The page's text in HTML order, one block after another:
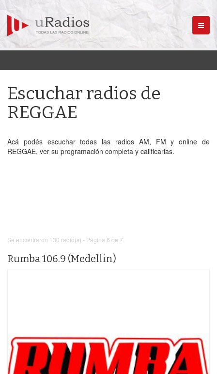
Menú
Escuchar radios de
REGGAE
Acá podés escuchar todas las radios AM, FM y online de
REGGAE, ver su programación completa y calificarlas.
Se encontraron 130 radio(s) - Página 6 de 7.
Rumba 106.9 (Medellin)